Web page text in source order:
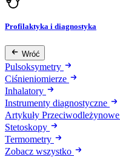
Profilaktyka i diagnostyka
Wróć
Pulsoksymetry
Ciśnieniomierze
Inhalatory
Instrumenty diagnostyczne
Artykuły Przeciwodleżynowe
Stetoskopy
Termometry
Zobacz wszystko